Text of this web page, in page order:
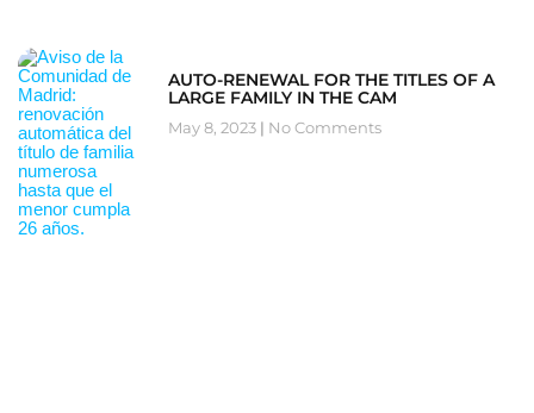
AUTO-RENEWAL FOR THE TITLES OF A
LARGE FAMILY IN THE CAM
May 8, 2023 No Comments